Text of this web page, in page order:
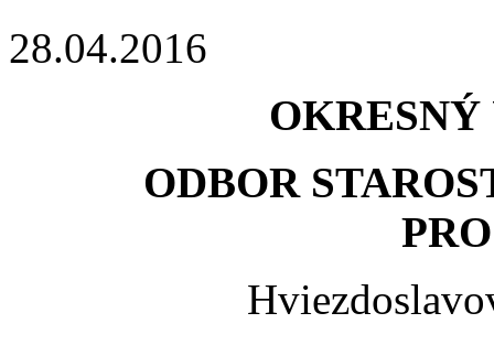
28.04.2016
ODBOR